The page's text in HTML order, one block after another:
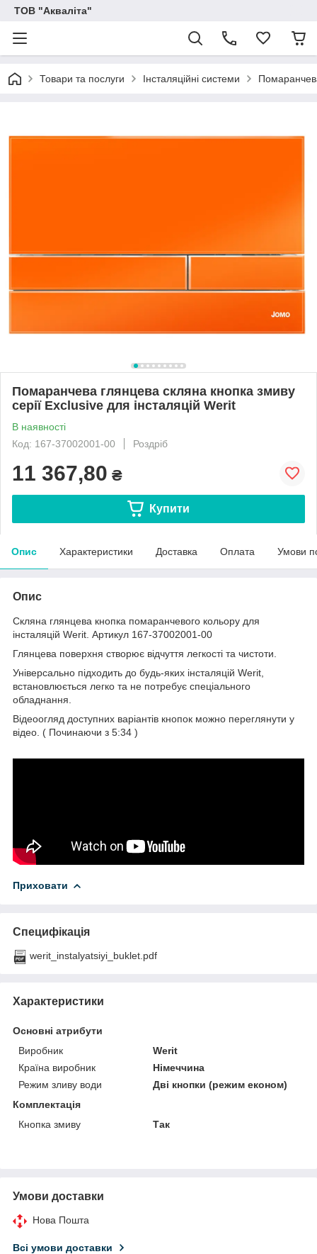
ТОВ "Акваліта"
Товари та послуги Інсталяційні системи
Помаранчева глянцева скляна кнопка змиву
серії Exclusive для інсталяцій Werit
В наявності
Код: 167-37002001-00
Роздріб
11 367,80 ₴
Купити
Опис Характеристики Доставка Оплата Умови
Опис
Скляна глянцева кнопка помаранчевого кольору для
інсталяцій Werit. Артикул 167-37002001-00
Глянцева поверхня створює відчуття легкості та чистоти.
Універсально підходить до будь-яких інсталяцій Werit,
встановлюється легко та не потребує спеціального
обладнання.
Відеоогляд доступних варіантів кнопок можно переглянути у
відео. ( Починаючи з 5:34 )
Приховати
Специфікація
werit_instalyatsiyi_buklet.pdf
Характеристики
Основні атрибути
Виробник
Werit
Країна виробник
Німеччина
Режим зливу води
Дві кнопки (режим економ)
Комплектація
Кнопка змиву
Так
Умови доставки
Нова Пошта
Всі умови доставки